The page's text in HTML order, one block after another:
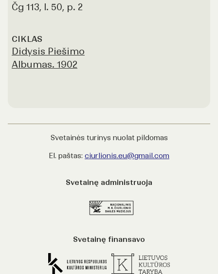
Čg 113, l. 50, p. 2
CIKLAS
Didysis Piešimo
Albumas. 1902
Svetainės turinys nuolat pildomas
El. paštas: ciurlionis.eu@gmail.com
Svetainę administruoja
Svetainę finansavo